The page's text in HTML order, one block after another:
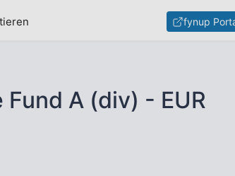
fynup
A (div) - EUR